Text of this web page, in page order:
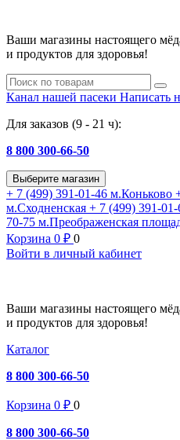
Ваши магазины настоящего
и продуктов для здоровья!
Канал нашей пасеки Написать
Для заказов (9 - 21 ч):
8 800 300-66-50
Выберите магазин
+ 7 (499) 391-01-46 м.Коньково
м.Сходненская + 7 (499) 391-01-
70-75 м.Преображенская
Корзина 0 ₽ 0
Войти в личный кабинет
Ваши магазины настоящего
и продуктов для здоровья!
Каталог
8 800 300-66-50
Корзина 0 ₽ 0
8 800 300-66-50